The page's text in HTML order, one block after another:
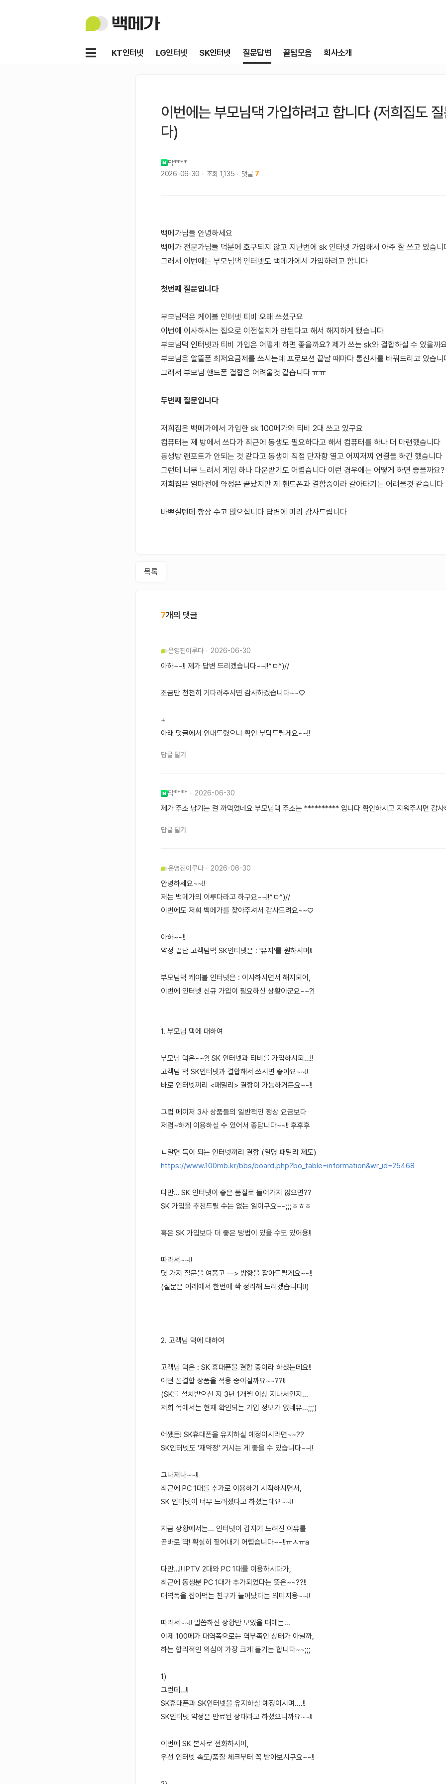
백
KT인터넷
LG인터넷 SK인터넷 질문답변 꿀팁모음 회사소개
메
이번에는 부모님댁 가입하려고 합니다 (저희집도 질
다)
막****
2026-06-30
조회 1,135 댓글 7
백메가님들 안녕하세요
백메가 전문가님들 덕분에 호구되지 않고 지난번에 sk 인터넷 가입해서 아주 잘 쓰고 있습니
그래서 이번에는 부모님댁 인터넷도 백메가에서 가입하려고 합니다
첫번째 질문입니다
부모님댁은 케이블 인터넷 티비 오래 쓰셨구요
이번에 이사하시는 집으로 이전설치가 안된다고 해서 해지하게 됐습니다
부모님댁 인터넷과 티비 가입은 어떻게 하면 좋을까요? 제가 쓰는 sk와 결합하실 수 있을까
부모님은 알뜰폰 최저요금제를 쓰시는데 프로모션 끝날 때마다 통신사를 바꿔드리고 있습니
그래서 부모님 핸드폰 결합은 어려울것 같습니다 ㅠㅠ
두번째 질문입니다
저희집은 백메가에서 가입한 sk 100메가와 티비 2대 쓰고 있구요
컴퓨터는 제 방에서 쓰다가 최근에 동생도 필요하다고 해서 컴퓨터를 하나 더 마련했습니다
동생방 랜포트가 안되는 것 같다고 동생이 직접 단자함 열고 어찌저찌 연결을 하긴 했습니다
그런데 너무 느려서 게임 하나 다운받기도 어렵습니다 이런 경우에는 어떻게 하면 좋을까요?
저희집은 얼마전에 약정은 끝났지만 제 핸드폰과 결합중이라 갈아타기는 어려울것 같습니다
바쁘실텐데 항상 수고 많으십니다 답변에 미리 감사드립니다
목록
7개의 댓글
운영진이루다 2026-06-30
아하~~!! 제가 답변 드리겠습니다~~!!^ㅁ^)//
조금만 천천히 기다려주시면 감사하겠습니다~~♡
+
아래 댓글에서 안내드렸으니 확인 부탁드릴게요~~!!
답글 달기
막**** 2026-06-30
제가 주소 남기는 걸 까먹었네요 부모님댁 주소는 ********** 입니다 확인하시고 지워주시면 감사
답글 달기
운영진이루다 2026-06-30
안녕하세요~~!!
저는 백메가의 이루다라고 하구요~~!!^ㅁ^)//
이번에도 저희 백메가를 찾아주셔서 감사드려요~~♡
아하~~!!
약정 끝난 고객님댁 SK인터넷은 : '유지'를 원하시며!!
부모님댁 케이블 인터넷은 : 이사하시면서 해지되어,
이번에 인터넷 신규 가입이 필요하신 상황이군요~~?!
1. 부모님 댁에 대하여
부모님 댁은~~?! SK 인터넷과 티비를 가입하시되...!!
고객님 댁 SK인터넷과 결합해서 쓰시면 좋아요~~!!
바로 인터넷끼리 <패밀리> 결합이 가능하거든요~~!!
그럼 메이저 3사 상품들의 일반적인 정상 요금보다
저렴~하게 이용하실 수 있어서 좋답니다~~!! 후후후
ㄴ알면 득이 되는 인터넷끼리 결합 (일명 패밀리 제도)
https://www.100mb.kr/bbs/board.php?bo_table=information&wr_id=25468
다만… SK 인터넷이 좋은 품질로 들어가지 않으면??
SK 가입을 추천드릴 수는 없는 일이구요~~;;;ㅎㅎㅎ
혹은 SK 가입보다 더 좋은 방법이 있을 수도 있어용!!
따라서~~!!
몇 가지 질문을 여쭙고 --> 방향을 잡아드릴게요~~!!
(질문은 아래에서 한번에 싹 정리해 드리겠습니다!!)
2. 고객님 댁에 대하여
고객님 댁은 : SK 휴대폰을 결합 중이라 하셨는데요!!
어떤 폰결합 상품을 적용 중이실까요~~??!!
(SK를 설치받으신 지 3년 1개월 이상 지나서인지...
저희 쪽에서는 현재 확인되는 가입 정보가 없네유...;;;)
어쨌든! SK휴대폰을 유지하실 예정이시라면~~??
SK인터넷도 '재약정' 거시는 게 좋을 수 있습니다~~!!
그나저나~~!!
최근에 PC 1대를 추가로 이용하기 시작하시면서,
SK 인터넷이 너무 느려졌다고 하셨는데요~~!!
지금 상황에서는... 인터넷이 갑자기 느려진 이유를
곧바로 딱! 확실히 짚어내기 어렵습니다~~!!ㅠㅅㅠa
다만…!! IPTV 2대와 PC 1대를 이용하시다가,
최근에 동생분 PC 1대가 추가되었다는 뜻은~~??!!
대역폭을 잡아먹는 친구가 늘어났다는 의미지용~~!!
따라서~~!! 말씀하신 상황만 보았을 때에는...
이제 100메가 대역폭으로는 역부족인 상태가 아닐까,
하는 합리적인 의심이 가장 크게 들기는 합니다~~;;;
1)
그런데…!!
SK휴대폰과 SK인터넷을 유지하실 예정이시며....!!
SK인터넷 약정은 만료된 상태라고 하셨으니까요~~!!
이번에 SK 본사로 전화하시어,
우선 인터넷 속도/품질 체크부터 꼭 받아보시구요~~!!